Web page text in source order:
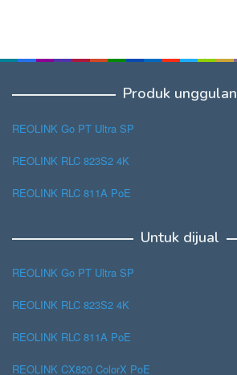
Produk unggulan
REOLINK Go PT Ultra SP
REOLINK RLC 823S2 4K
REOLINK RLC 811A PoE
Untuk dijual
REOLINK Go PT Ultra SP
REOLINK RLC 823S2 4K
REOLINK RLC 811A PoE
REOLINK CX820 ColorX PoE